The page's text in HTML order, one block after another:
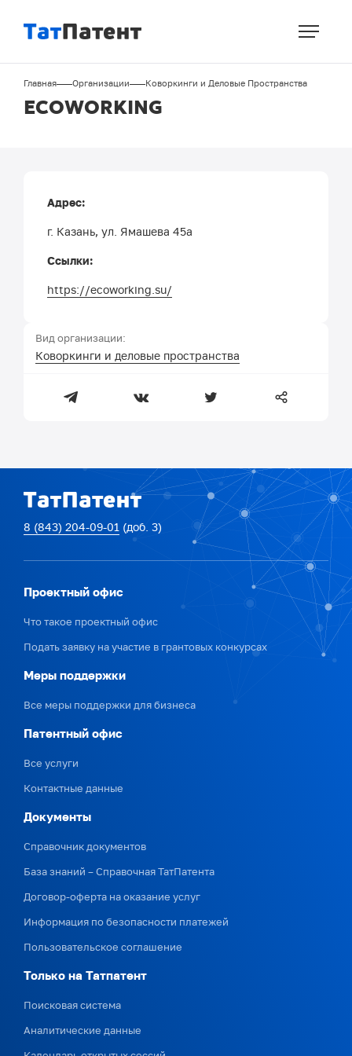
содержанию
Строка
навигации
Главная Организации Коворкинги и Деловые Пространства
ECOWORKING
Адрес:
г. Казань, ул. Ямашева 45а
Ссылки:
https://ecoworking.su/
Вид организации:
Коворкинги и деловые пространства
8 (843) 204-09-01 (доб. 3)
Проектный офис
Что такое проектный офис
Подать заявку на участие в грантовых конкурсах
Меры поддержки
Все меры поддержки для бизнеса
Патентный офис
Все услуги
Контактные данные
Документы
Справочник документов
База знаний – Справочная ТатПатента
Договор-оферта на оказание услуг
Информация по безопасности платежей
Пользовательское соглашение
Только на Татпатент
Поисковая система
Аналитические данные